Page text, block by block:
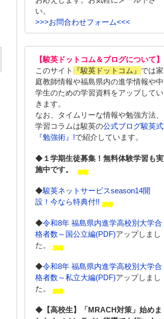
い。
>>>お問合わせフォーム<<<
【駿英ドットコム＆ブログについて】
このサイト
『駿英ドットコム』 では家
庭教師情報や福島県内の進学情報や中
学生のための学習資料をアップしてい
きます。
なお、タイムリーな情報や勉強方法、
学習コラムは駿英の公式ブログ駿英式
『勉強術』!で紹介しています。
◆ １学期生徒募集！無料体験学習も実
施中です。
◆駿英ネットサービスseason14開
設！今なら特典付!!
◆令和8年 福島県内進学高校別大学合
格者数～国公立編(PDF)アップしまし
た。
◆令和8年 福島県内進学高校別大学合
格者数～私立大編(PDF)アップしまし
た。
◆ 【高校生】「MRACH対策」始めま